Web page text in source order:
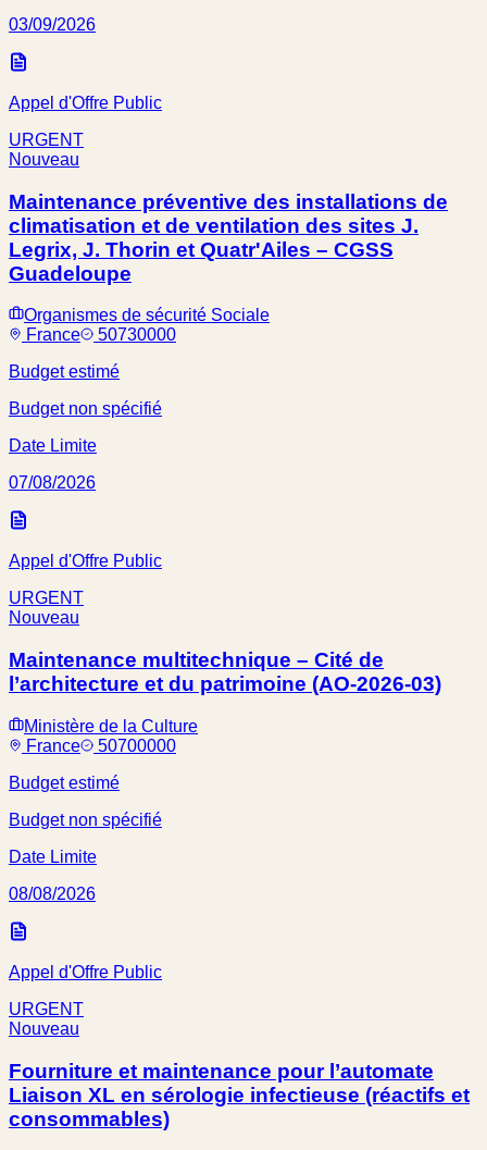
03/09/2026
Appel d'Offre Public
URGENT
Nouveau
Maintenance préventive des installations de
climatisation et de ventilation des sites J.
Legrix, J. Thorin et Quatr'Ailes – CGSS
Guadeloupe
Organismes de sécurité Sociale
France
50730000
Budget estimé
Budget non spécifié
Date Limite
07/08/2026
Appel d'Offre Public
URGENT
Nouveau
Maintenance multitechnique – Cité de
l’architecture et du patrimoine (AO-2026-03)
Ministère de la Culture
France
50700000
Budget estimé
Budget non spécifié
Date Limite
08/08/2026
Appel d'Offre Public
URGENT
Nouveau
Fourniture et maintenance pour l’automate
Liaison XL en sérologie infectieuse (réactifs et
consommables)